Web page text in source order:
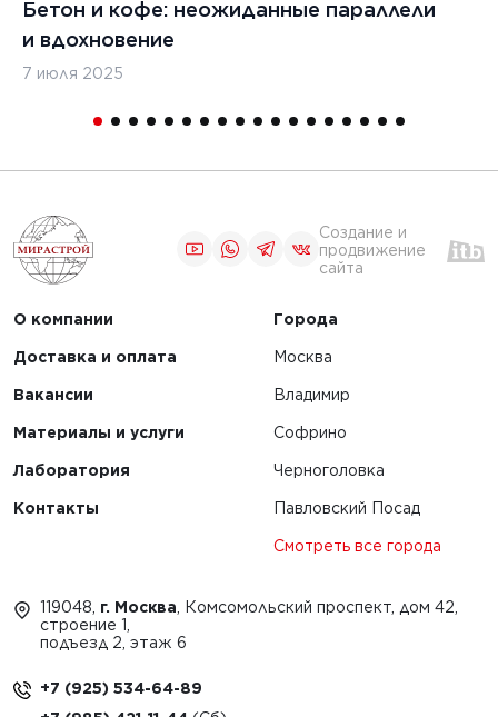
Бетон и кофе: неожиданные параллели
и вдохновение
7 июля 2025
Создание и
продвижение
сайта
О компании
Доставка и оплата
Вакансии
Материалы и услуги
Лаборатория
Контакты
Города
Москва
Владимир
Софрино
Черноголовка
Павловский Посад
Смотреть все города
119048, г. Москва , Комсомольский проспект, дом 42,
строение 1,
подъезд 2, этаж 6
+7 (925) 534-64-89